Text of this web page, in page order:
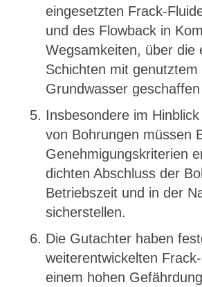
eingesetzten Frack-
und des Flowback in
Wegsamkeiten, über die
Schichten mit
Grundwasser
Insbesondere im
von Bohrungen müssen
Genehmigungskriterien
dichten Abschluss der
Betriebszeit und in der
sicherstellen.
Die Gutachter haben
weiterentwickelten
einem hohen